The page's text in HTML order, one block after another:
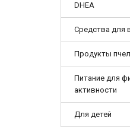
DHEA
Средства для
Продукты
Питание для
активности
Для детей